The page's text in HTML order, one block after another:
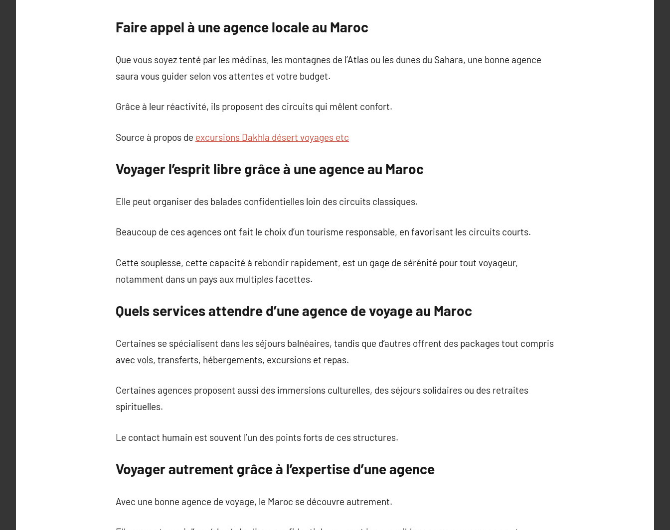
Faire appel à une agence locale au Maroc
Que vous soyez tenté par les médinas, les montagnes de l’Atlas ou les dunes du Sahara, une bonne agence
saura vous guider selon vos attentes et votre budget.
Grâce à leur réactivité, ils proposent des circuits qui mêlent confort.
Source à propos de excursions Dakhla désert voyages etc
Voyager l’esprit libre grâce à une agence au Maroc
Elle peut organiser des balades confidentielles loin des circuits classiques.
Beaucoup de ces agences ont fait le choix d’un tourisme responsable, en favorisant les circuits courts.
Cette souplesse, cette capacité à rebondir rapidement, est un gage de sérénité pour tout voyageur,
notamment dans un pays aux multiples facettes.
Quels services attendre d’une agence de voyage au Maroc
Certaines se spécialisent dans les séjours balnéaires, tandis que d’autres offrent des packages tout compris
avec vols, transferts, hébergements, excursions et repas.
Certaines agences proposent aussi des immersions culturelles, des séjours solidaires ou des retraites
spirituelles.
Le contact humain est souvent l’un des points forts de ces structures.
Voyager autrement grâce à l’expertise d’une agence
Avec une bonne agence de voyage, le Maroc se découvre autrement.